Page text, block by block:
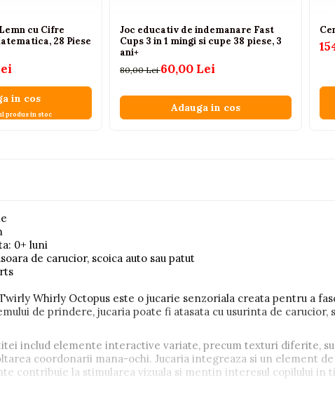
cu Cifre
28 Piese
in cos
produs in stoc
Joc educativ de indemanare Fast
Cups 3 in 1 mingi si cupe 38 piese, 3
ani+
80,00 Lei60,00 Lei
Adauga in cos
0+ luni
de carucior, scoica auto sau patut
Whirly Octopus este o jucarie senzoriala creata pentru a
de prindere, jucaria poate fi atasata cu usurinta de carucior,
includ elemente interactive variate, precum texturi diferite,
coordonarii mana-ochi. Jucaria integreaza si un element
contribuie la stimularea vizuala si mentin interesul copilului in
si prietenos cu pielea sensibila a bebelusului, caracatita